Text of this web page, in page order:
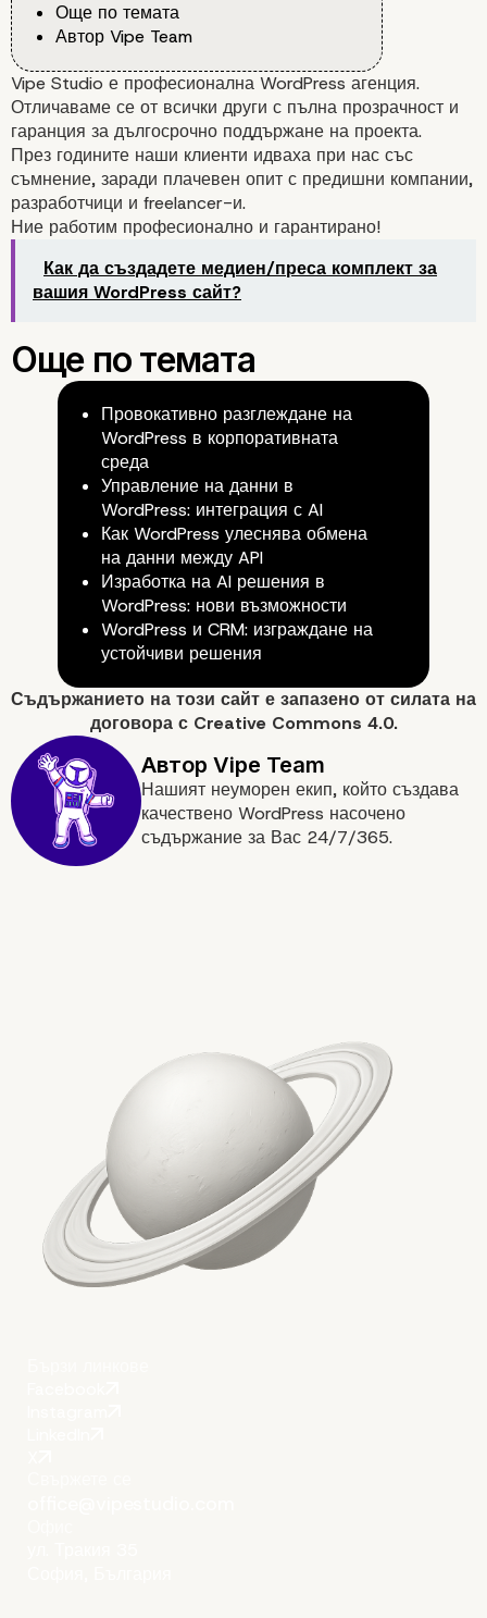
Още по темата
Автор Vipe Team
Vipe Studio е професионална WordPress агенция.
Отличаваме се от всички други с пълна прозрачност и
гаранция за дългосрочно поддържане на проекта.
През годините наши клиенти идваха при нас със
съмнение, заради плачевен опит с предишни компании,
разработчици и freelancer-и.
Ние работим професионално и гарантирано!
Как да създадете медиен/преса комплект за
вашия WordPress сайт?
Още по темата
Провокативно разглеждане на
WordPress в корпоративната
среда
Управление на данни в
WordPress: интеграция с AI
Как WordPress улеснява обмена
на данни между API
Изработка на AI решения в
WordPress: нови възможности
WordPress и CRM: изграждане на
устойчиви решения
Съдържанието на този сайт е запазено от силата на
договора с Creative Commons 4.0.
АвторVipe Team
Нашият неуморен екип, който създава
качествено WordPress насочено
съдържание за Вас 24/7/365.